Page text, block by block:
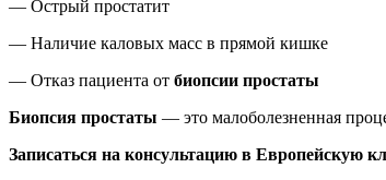
— Острый простатит
— Наличие каловых масс в прямой кишке
— Отказ пациента от биопсии простаты
Биопсия простаты — это малоболезненная
Записаться на консультацию в Европейскую